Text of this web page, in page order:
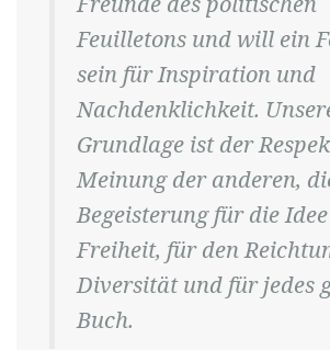
Feuilletons und will ein
sein für Inspiration und
Nachdenklichkeit.
Grundlage ist der
Meinung der anderen,
Begeisterung für die
Freiheit, für den
Diversität und für jedes
Buch.